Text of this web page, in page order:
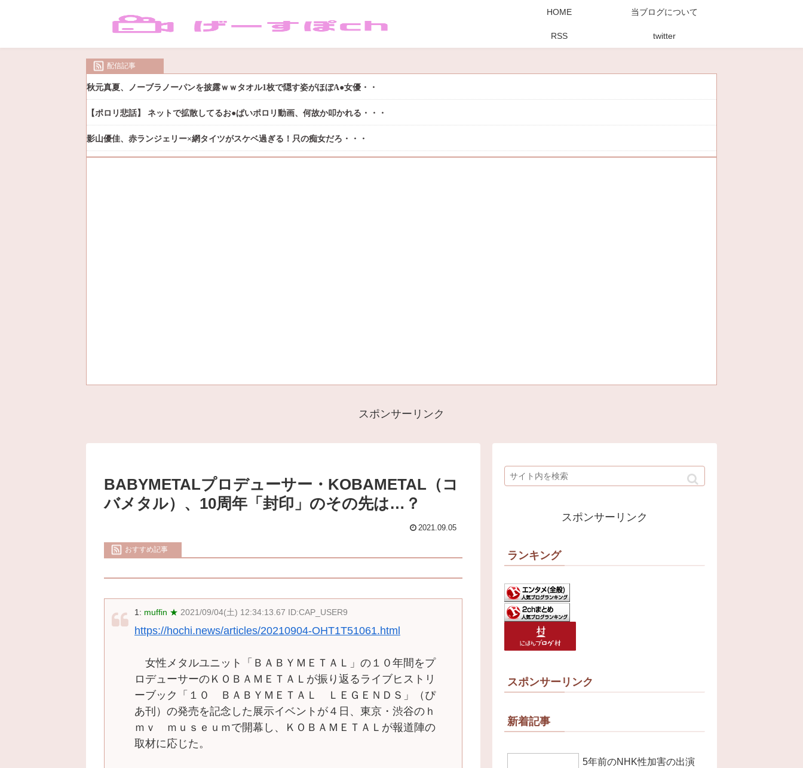
HOME 当ブログについて
RSS twitter
配信記事
秋元真夏、ノーブラノーパンを披露ｗｗタオル1枚で隠す姿がほぼA●女優・・
【ポロリ悲話】 ネットで拡散してるお●ぱいポロリ動画、何故か叩かれる・・・
影山優佳、赤ランジェリー×網タイツがスケベ過ぎる！只の痴女だろ・・・
スポンサーリンク
BABYMETALプロデューサー・KOBAMETAL（コ
バメタル）、10周年「封印」のその先は…？
2021.09.05
おすすめ記事
1: muffin ★ 2021/09/04(土) 12:34:13.67 ID:CAP_USER9
https://hochi.news/articles/20210904-OHT1T51061.html
女性メタルユニット「ＢＡＢＹＭＥＴＡＬ」の１０年間をプ
ロデューサーのＫＯＢＡＭＥＴＡＬが振り返るライブヒストリ
ーブック「１０ ＢＡＢＹＭＥＴＡＬ ＬＥＧＥＮＤＳ」（ぴ
あ刊）の発売を記念した展示イベントが４日、東京・渋谷のｈ
ｍｖ ｍｕｓｅｕｍで開幕し、ＫＯＢＡＭＥＴＡＬが報道陣の
取材に応じた。
スポンサーリンク
ランキング
スポンサーリンク
新着記事
5年前のNHK性加害の出演